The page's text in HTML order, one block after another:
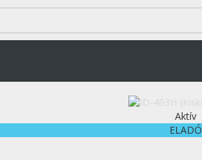
Aktív
ELADÓ